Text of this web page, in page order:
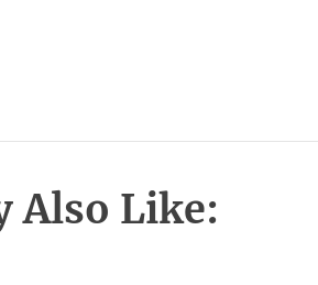
Also Like: